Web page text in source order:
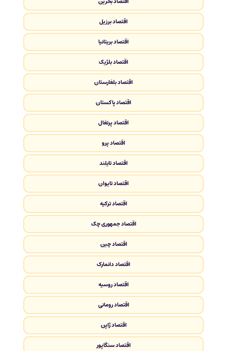
اقتصاد برزیل
اقتصاد بریتانیا
اقتصاد بلژیک
اقتصاد بلغارستان
اقتصاد پاکستان
اقتصاد پرتغال
اقتصاد پرو
اقتصاد تایلند
اقتصاد تایوان
اقتصاد ترکیه
اقتصاد جمهوری چک
اقتصاد چین
اقتصاد دانمارک
اقتصاد روسیه
اقتصاد رومانی
اقتصاد ژاپن
اقتصاد سنگاپور